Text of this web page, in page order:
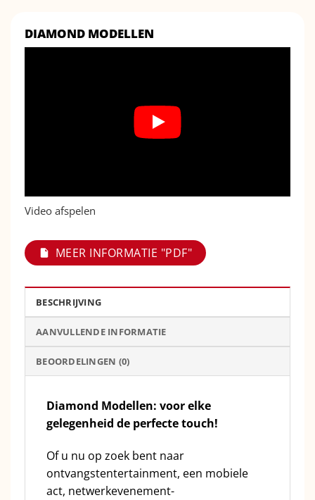
DIAMOND MODELLEN
Video afspelen
MEER INFORMATIE "PDF"
BESCHRIJVING
AANVULLENDE INFORMATIE
BEOORDELINGEN (0)
Diamond Modellen: voor elke
gelegenheid de perfecte touch!
Of u nu op zoek bent naar
ontvangstentertainment, een mobiele
act, netwerkevenement-